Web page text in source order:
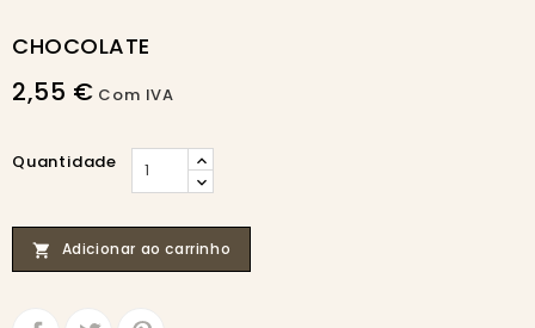
CHOCOLATE
2,55 € Com IVA
Quantidade
 Adicionar ao carrinho